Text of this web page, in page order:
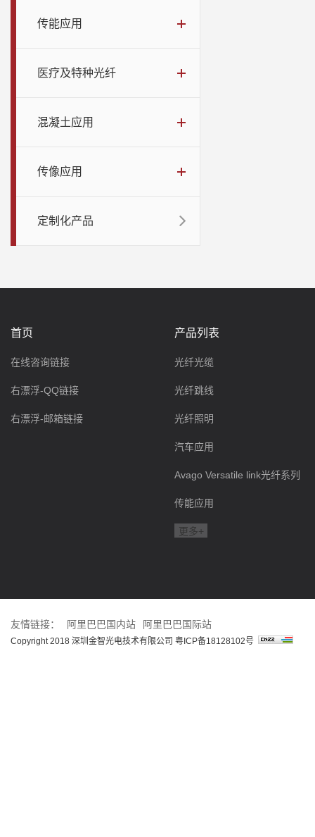
传能应用
医疗及特种光纤
混凝土应用
传像应用
定制化产品
首页
在线咨询链接
右漂浮-QQ链接
右漂浮-邮箱链接
产品列表
光纤光缆
光纤跳线
光纤照明
汽车应用
Avago Versatile link光纤系列
传能应用
更多+
友情链接： 阿里巴巴国内站 阿里巴巴国际站
Copyright 2018 深圳金智光电技术有限公司 粤ICP备18128102号